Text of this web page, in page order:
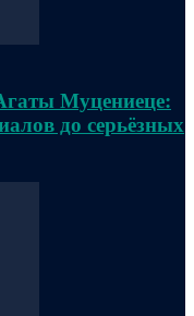
Муцениеце:
до серьёзных